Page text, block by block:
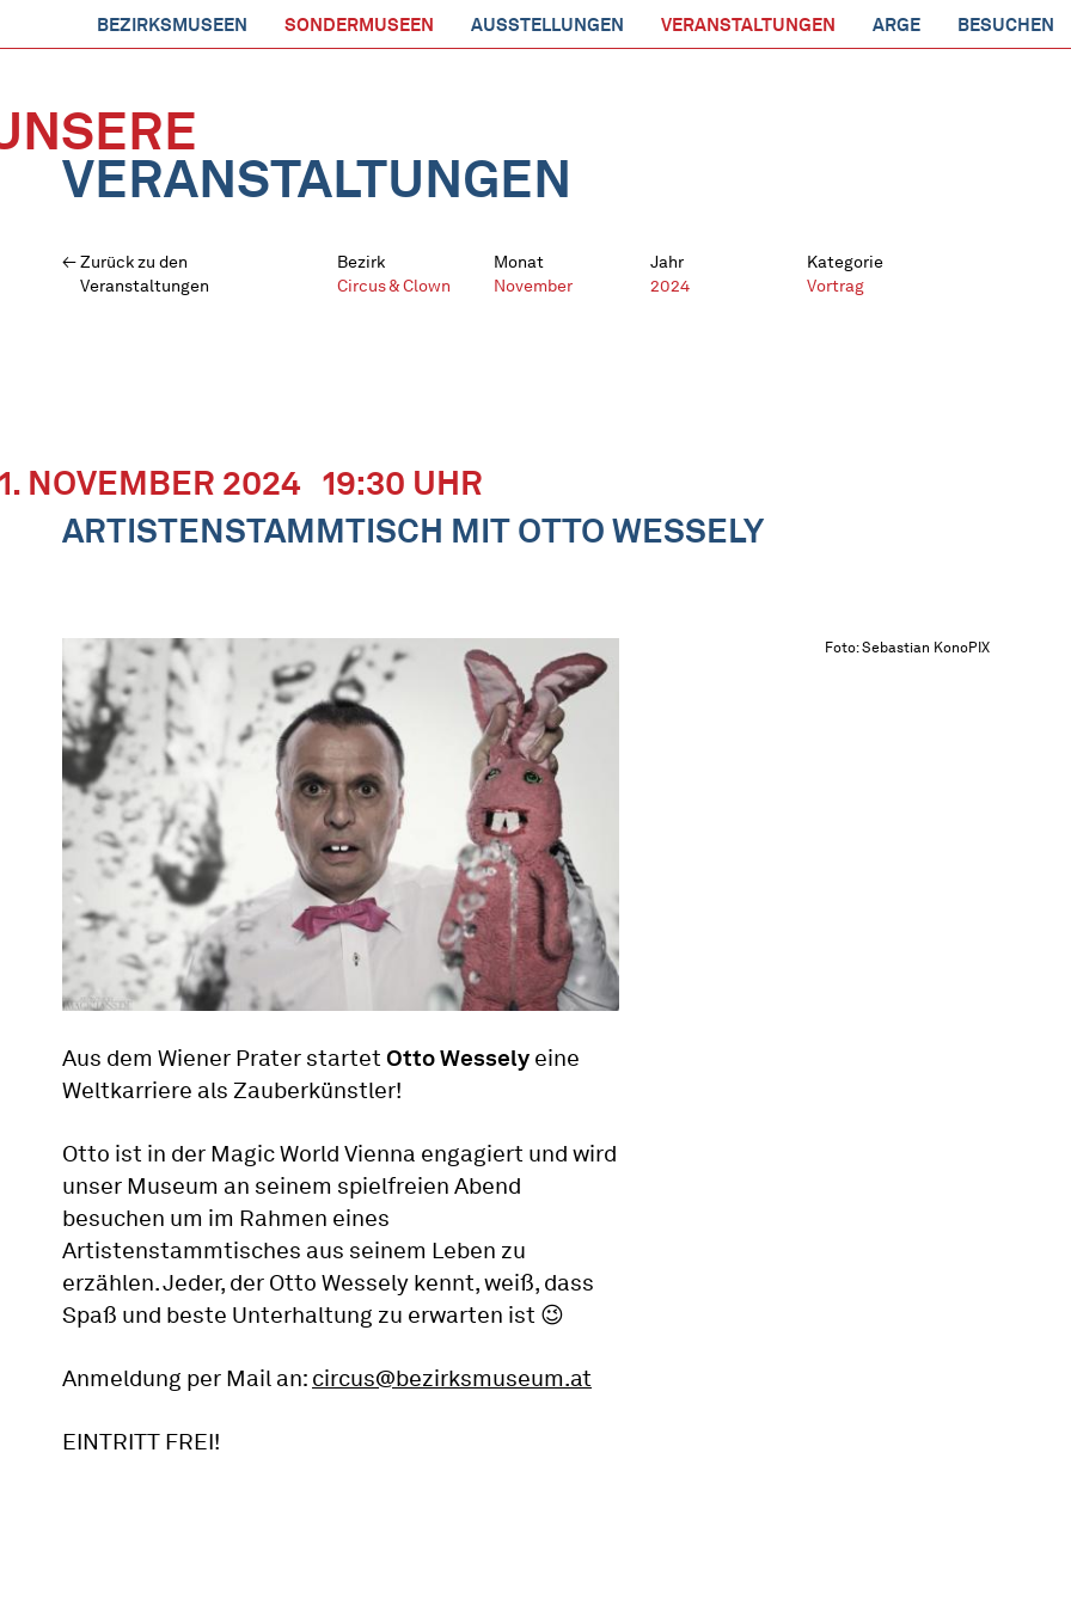
BEZIRKSMUSEEN SONDERMUSEEN AUSSTELLUNGEN VERANSTALTUNGEN ARGE BESUCHEN
VERANSTALTUNGEN
Zurück zu den
Veranstaltungen
Bezirk
Circus & Clown
Monat
November
Jahr
2024
Kategorie
Vortrag
NOVEMBER 2024 19:30 UHR
ARTISTENSTAMMTISCH MIT OTTO WESSELY
Foto: Sebastian KonoPIX
Aus dem Wiener Prater startet Otto Wessely eine
Weltkarriere als Zauberkünstler!
Otto ist in der Magic World Vienna engagiert und wird
unser Museum an seinem spielfreien Abend
besuchen um im Rahmen eines
Artistenstammtisches aus seinem Leben zu
erzählen. Jeder, der Otto Wessely kennt, weiß, dass
Spaß und beste Unterhaltung zu erwarten ist 😉
Anmeldung per Mail an: circus@bezirksmuseum.at
EINTRITT FREI!